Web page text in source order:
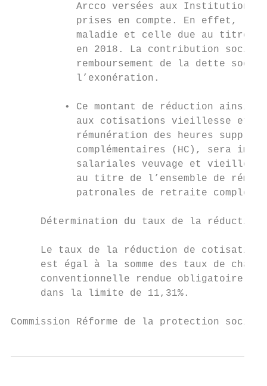
Arcco versées aux Institutions
prises en compte. En effet, la
maladie et celle due au titre
en 2018. La contribution
remboursement de la dette
           l’exonération.
• Ce montant de réduction ainsi
aux cotisations vieillesse et
rémunération des heures
complémentaires (HC), sera
salariales veuvage et
au titre de l’ensemble de
patronales de retraite
     Détermination du taux de la réduction
Le taux de la réduction de
est égal à la somme des taux de
conventionnelle rendue obligatoire
     dans la limite de 11,31%.
Commission Réforme de la protection